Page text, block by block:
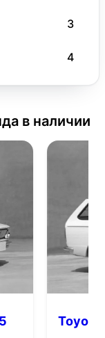
3
4
в наличии
Toyota